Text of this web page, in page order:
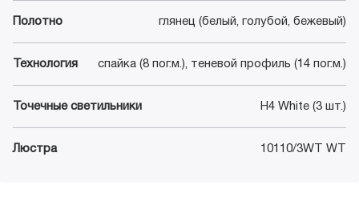
Полотно глянец (белый, голубой, бежевый)
Технология спайка (8 пог.м.), теневой профиль (14 пог.м.)
Точечные светильники H4 White (3 шт.)
Люстра 10110/3WT WT